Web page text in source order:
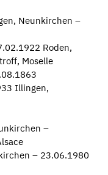
Neunkirchen –
Roden,
Moselle
Illingen,
–
– 23.06.1980